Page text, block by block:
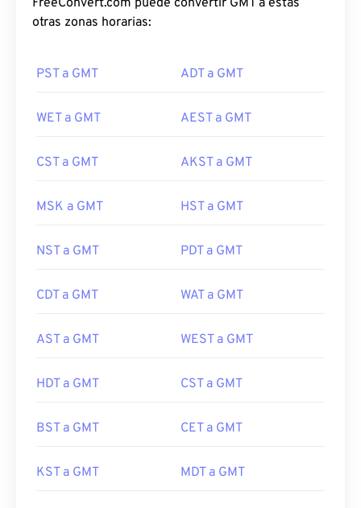
FreeConvert.com puede convertir GMT a estas
otras zonas horarias:
PST a GMT ADT a GMT
WET a GMT AEST a GMT
CST a GMT AKST a GMT
MSK a GMT HST a GMT
NST a GMT PDT a GMT
CDT a GMT WAT a GMT
AST a GMT WEST a GMT
HDT a GMT CST a GMT
BST a GMT CET a GMT
KST a GMT MDT a GMT